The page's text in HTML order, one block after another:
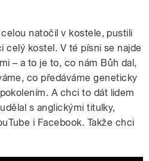
natočil v kostele, pustili
celý kostel. V té písni se najde
– a to je to, co nám Bůh dal,
co předáváme geneticky
A chci to dát lidem
s anglickými titulky,
i Facebook. Takže chci